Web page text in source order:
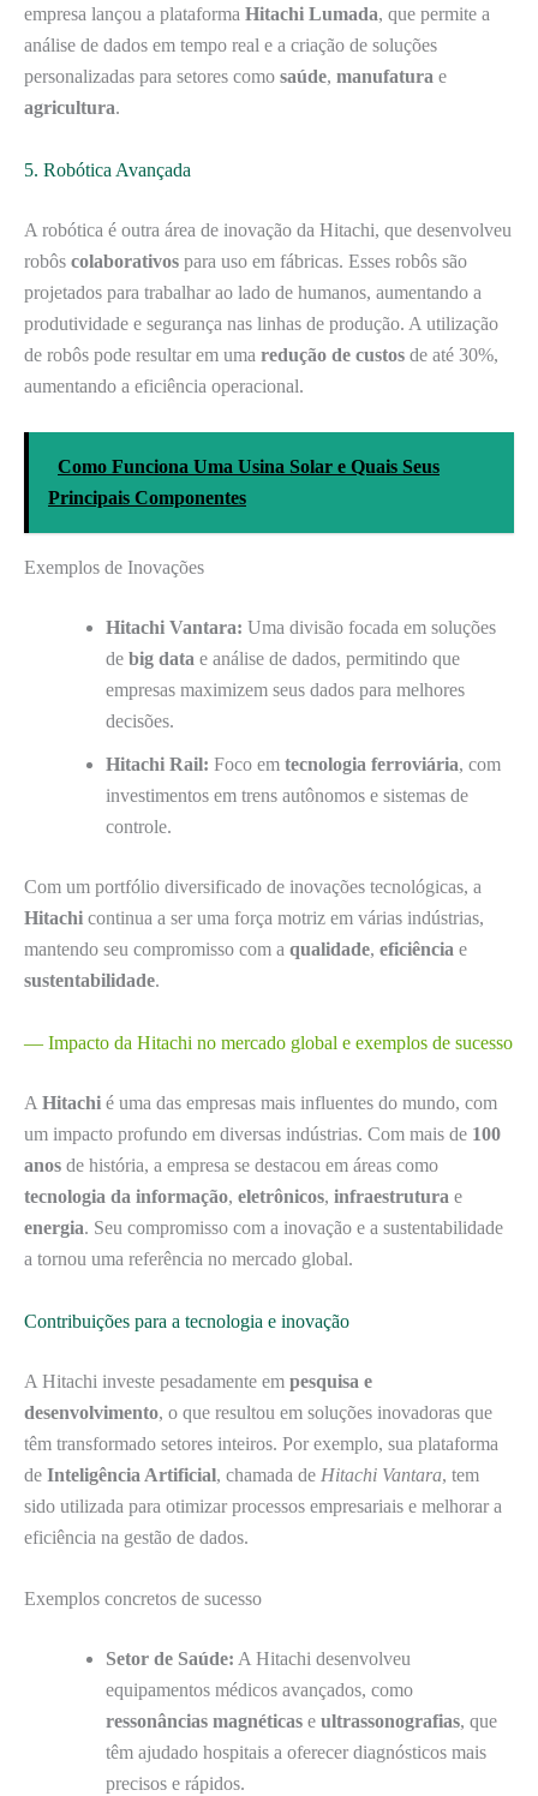
empresa lançou a plataforma Hitachi Lumada, que permite a
análise de dados em tempo real e a criação de soluções
personalizadas para setores como saúde, manufatura e
agricultura.
5. Robótica Avançada
A robótica é outra área de inovação da Hitachi, que desenvolveu
robôs colaborativos para uso em fábricas. Esses robôs são
projetados para trabalhar ao lado de humanos, aumentando a
produtividade e segurança nas linhas de produção. A utilização
de robôs pode resultar em uma redução de custos de até 30%,
aumentando a eficiência operacional.
Como Funciona Uma Usina Solar e Quais Seus
Principais Componentes
Exemplos de Inovações
Hitachi Vantara: Uma divisão focada em soluções
de big data e análise de dados, permitindo que
empresas maximizem seus dados para melhores
decisões.
Hitachi Rail: Foco em tecnologia ferroviária, com
investimentos em trens autônomos e sistemas de
controle.
Com um portfólio diversificado de inovações tecnológicas, a
Hitachi continua a ser uma força motriz em várias indústrias,
mantendo seu compromisso com a qualidade, eficiência e
sustentabilidade.
— Impacto da Hitachi no mercado global e exemplos de sucesso
A Hitachi é uma das empresas mais influentes do mundo, com
um impacto profundo em diversas indústrias. Com mais de 100
anos de história, a empresa se destacou em áreas como
tecnologia da informação, eletrônicos, infraestrutura e
energia. Seu compromisso com a inovação e a sustentabilidade
a tornou uma referência no mercado global.
Contribuições para a tecnologia e inovação
A Hitachi investe pesadamente em pesquisa e
desenvolvimento, o que resultou em soluções inovadoras que
têm transformado setores inteiros. Por exemplo, sua plataforma
de Inteligência Artificial, chamada de Hitachi Vantara, tem
sido utilizada para otimizar processos empresariais e melhorar a
eficiência na gestão de dados.
Exemplos concretos de sucesso
Setor de Saúde: A Hitachi desenvolveu
equipamentos médicos avançados, como
ressonâncias magnéticas e ultrassonografias, que
têm ajudado hospitais a oferecer diagnósticos mais
precisos e rápidos.